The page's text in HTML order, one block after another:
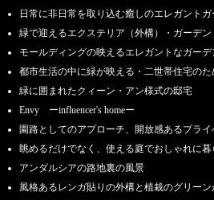
日常に非日常を取り込む癒しのエレガントガ
緑で迎えるエクステリア（外構）・ガーデン
モールディングの映えるエレガントなガー
都市生活の中に緑が映える・二世帯住宅のた
緑に囲まれたクィーン・アン様式の邸宅
Envy ーinfluencer's homeー
園路としてのアプローチ、開放感あるプラ
眺めるだけでなく、使える庭でおしゃれに暮
アンダルシアの路地裏の風景
風格あるレンガ貼りの外構と植栽のグリー